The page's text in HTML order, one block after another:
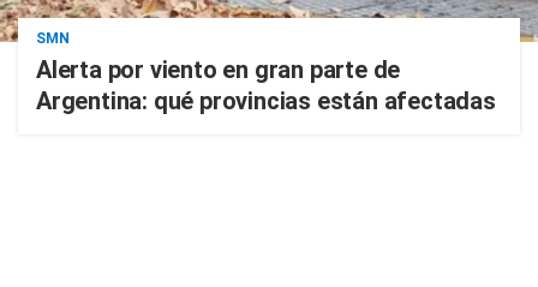
SMN
Alerta por viento en gran parte de
Argentina: qué provincias están afectadas